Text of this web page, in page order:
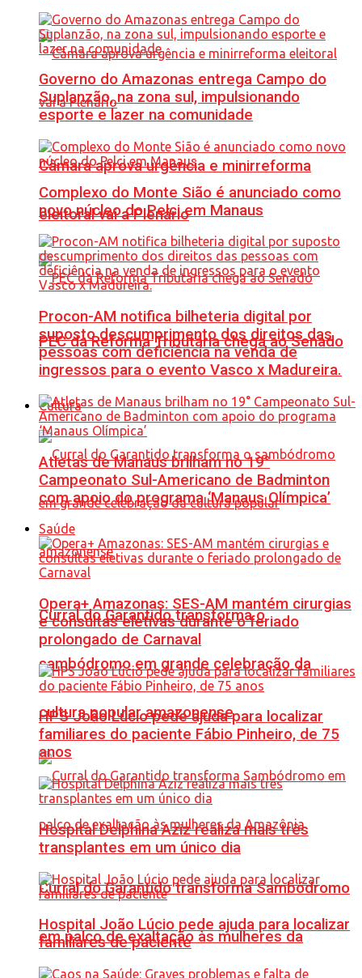
Câmara aprova urgência e minirreforma
eleitoral vai a Plenário
PEC da Reforma Tributária chega ao Senado
Cultura
Curral do Garantido transforma o
sambódromo em grande celebração da
cultura popular amazonense
Curral do Garantido transforma Sambódromo
em palco de exaltação às mulheres da
Governo do Amazonas entrega Campo do
Suplanzão, na zona sul, impulsionando
esporte e lazer na comunidade
Complexo do Monte Sião é anunciado como
novo núcleo do Pelci em Manaus
Procon-AM notifica bilheteria digital por
suposto descumprimento dos direitos das
pessoas com deficiência na venda de
ingressos para o evento Vasco x Madureira.
Atletas de Manaus brilham no 19°
Campeonato Sul-Americano de Badminton
com apoio do programa ‘Manaus Olímpica’
Saúde
Opera+ Amazonas: SES-AM mantém cirurgias
e consultas eletivas durante o feriado
prolongado de Carnaval
HPS João Lúcio pede ajuda para localizar
familiares do paciente Fábio Pinheiro, de 75
anos
Hospital Delphina Aziz realiza mais três
transplantes em um único dia
Hospital João Lúcio pede ajuda para localizar
familiares de paciente